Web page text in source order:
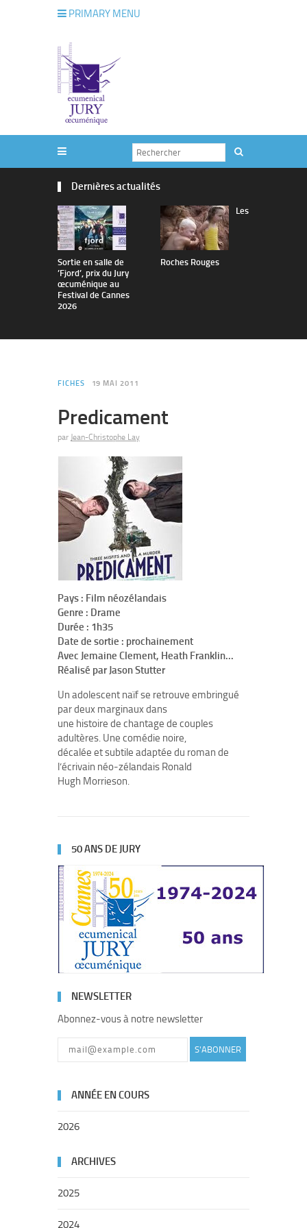
PRIMARY MENU
Dernières actualités
Sortie en salle de
’Fjord’, prix du Jury
œcuménique au
Festival de Cannes
2026
Les
Roches Rouges
FICHES 19 MAI 2011
Predicament
par Jean-Christophe Lay
Pays : Film néozélandais
Genre : Drame
Durée : 1h35
Date de sortie : prochainement
Avec Jemaine Clement, Heath Franklin...
Réalisé par Jason Stutter
Un adolescent naïf se retrouve embringué
par deux marginaux dans
une histoire de chantage de couples
adultères. Une comédie noire,
décalée et subtile adaptée du roman de
l’écrivain néo-zélandais Ronald
Hugh Morrieson.
50 ANS DE JURY
NEWSLETTER
Abonnez-vous à notre newsletter
S'ABONNER
ANNÉE EN COURS
2026
ARCHIVES
2025
2024